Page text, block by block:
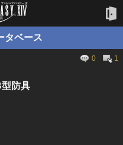
タベース
0
1
防具